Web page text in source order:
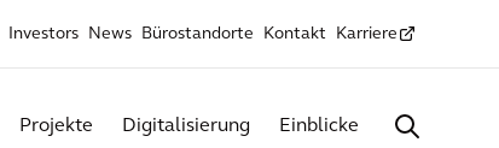
Investors News Bürostandorte Kontakt Karriere
Projekte Digitalisierung Einblicke